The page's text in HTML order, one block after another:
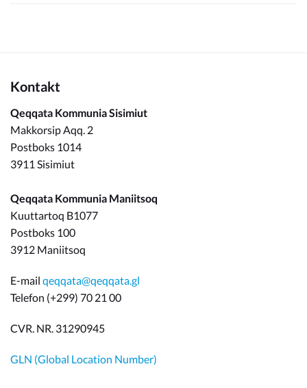
Kontakt
Qeqqata Kommunia Sisimiut
Makkorsip Aqq. 2
Postboks 1014
3911 Sisimiut
Qeqqata Kommunia Maniitsoq
Kuuttartoq B1077
Postboks 100
3912 Maniitsoq
E-mail qeqqata@qeqqata.gl
Telefon (+299) 70 21 00
CVR. NR. 31290945
GLN (Global Location Number)